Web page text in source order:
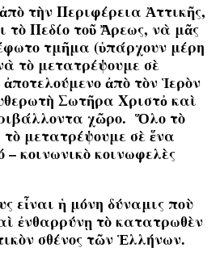
τὴν Περιφέρεια Ἀττικῆς,
τὸ Πεδίο τοῦ Ἄρεως, νὰ μᾶς
τμῆμα (ὑπάρχουν μέρη
τὸ μετατρέψουμε σὲ
ἀπὸ τὸνἹερὸν
Σωτῆρα Χριστὀ καὶ
χῶρο. Ὅλο τὸ
μετατρέψουμε σὲ ἕνα
– κοινωνικὸ κοινωφελὲς
εἶναι ἡ μόνη δύναμις ποὺ
ἐνθαρρύνῃ τὸ κατατρωθὲν
σθένος τῶν Ἑλλήνων.